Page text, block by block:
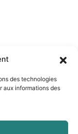
des technologies
aux informations des